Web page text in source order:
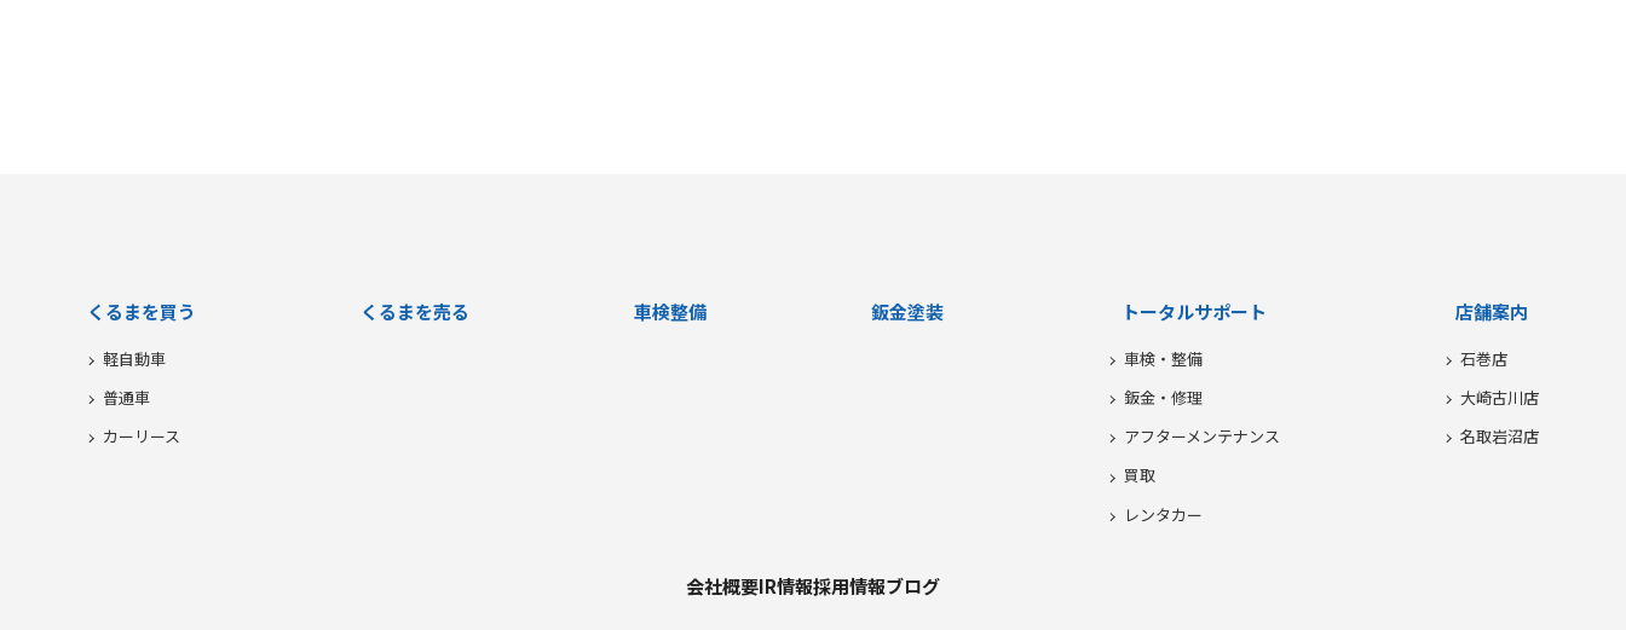
くるまを買う
軽自動車
普通車
カーリース
くるまを売る 車検整備 鈑金塗装 トータルサポート
車検・整備
鈑金・修理
アフターメンテナンス
買取
レンタカー
店舗案内
石巻店
大崎古川店
名取岩沼店
会社概要IR情報採用情報ブログ